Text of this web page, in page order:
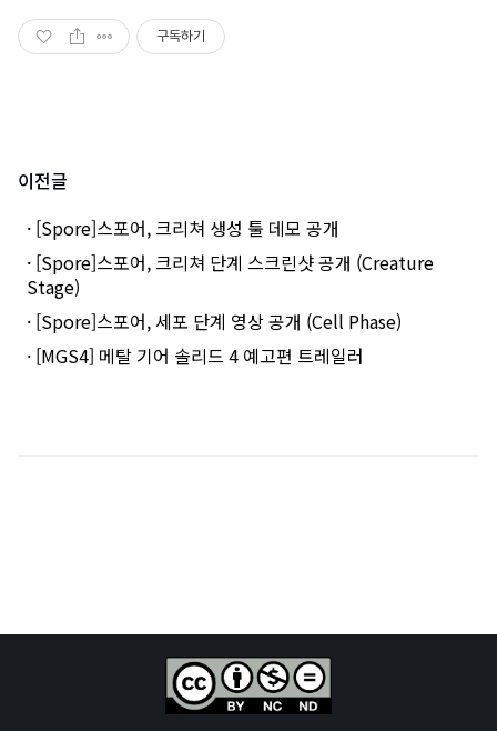
구독하기
이전글
· [Spore]스포어, 크리쳐 생성 툴 데모 공개
· [Spore]스포어, 크리쳐 단계 스크린샷 공개 (Creature
Stage)
· [Spore]스포어, 세포 단계 영상 공개 (Cell Phase)
· [MGS4] 메탈 기어 솔리드 4 예고편 트레일러